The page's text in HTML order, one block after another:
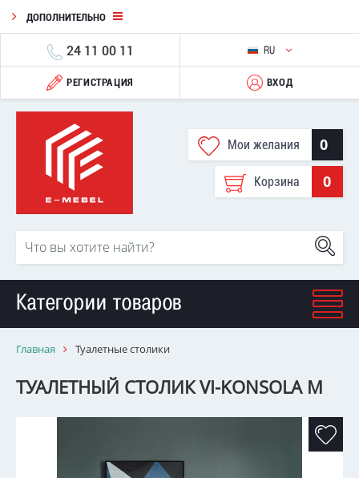
ДОПОЛНИТЕЛЬНО
24 11 00 11 RU
РЕГИСТРАЦИЯ ВХОД
Мои желания 0
Корзина 0
Категории товаров
Главная Туалетные столики
ТУАЛЕТНЫЙ СТОЛИК VI-KONSOLA M